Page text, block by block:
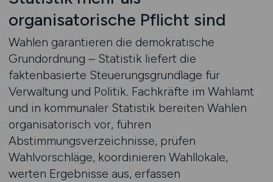
organisatorische Pflicht sind
Wahlen garantieren die demokratische
Grundordnung – Statistik liefert die
faktenbasierte Steuerungsgrundlage für
Verwaltung und Politik. Fachkräfte im Wahlamt
und in kommunaler Statistik bereiten Wahlen
organisatorisch vor, führen
Abstimmungsverzeichnisse, prüfen
Wahlvorschläge, koordinieren Wahllokale,
werten Ergebnisse aus, erfassen